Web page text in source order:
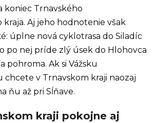
koniec Trnavského
kraja. Aj jeho hodnotenie však
úplne nová cyklotrasa do Siladíc
po nej príde zlý úsek do Hlohovca
pohroma. Ak si Vážsku
chcete v Trnavskom kraji naozaj
ňu až pri Sĺňave.
kraji pokojne aj